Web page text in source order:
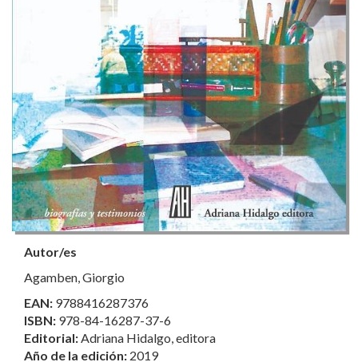
Autor/es
Agamben, Giorgio
EAN: 9788416287376
ISBN: 978-84-16287-37-6
Editorial:Adriana Hidalgo, editora
Año de la edición: 2019